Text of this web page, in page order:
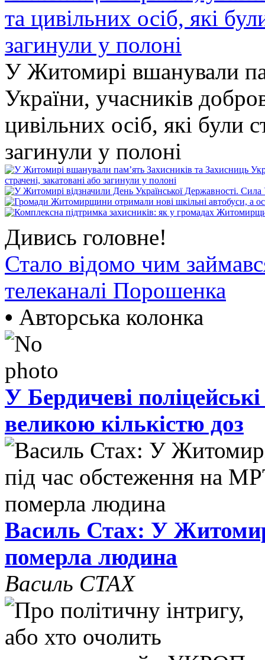
У Житомирі вшанували
України, учасників
цивільних осіб, які були
загинули у полоні
Дивись головне!
Стало відомо чим
телеканалі Порошенка
• Авторська колонка
У Бердичеві
великою кількістю доз
Василь Стах: У
померла людина
Василь СТАХ